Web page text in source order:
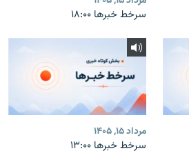
سرخط خبرها ۱۸:۰۰
مرداد ۱۵, ۱۴۰۵
سرخط خبرها ۱۳:۰۰